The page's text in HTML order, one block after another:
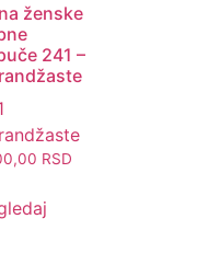
ženske
241 –
RSD